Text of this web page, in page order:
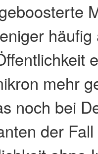
mehr
noch bei
der